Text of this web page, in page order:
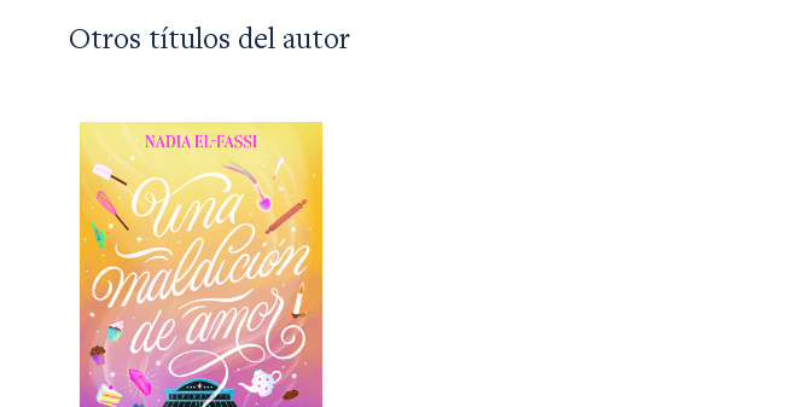
Otros títulos del autor